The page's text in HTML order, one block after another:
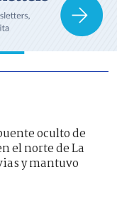
oculto de
el norte de La
y mantuvo